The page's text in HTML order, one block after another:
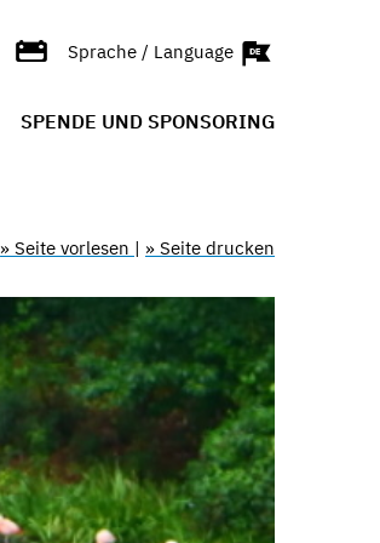
Sprache / Language
SPENDE UND SPONSORING
» Seite vorlesen | » Seite drucken